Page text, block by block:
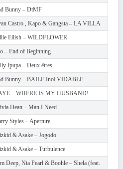
Bunny – DtMF
Castro , Kapo & Gangsta – LA VILLA
Eilish – WILDFLOWER
– End of Beginning
Ipupa – Deux êtres
Bunny – BAILE InoLVIDABLE
– WHERE IS MY HUSBAND!
Dean – Man I Need
Styles – Aperture
& Asake – Jogodo
& Asake – Turbulence
Deep, Nia Pearl & Boohle – Shela (feat.